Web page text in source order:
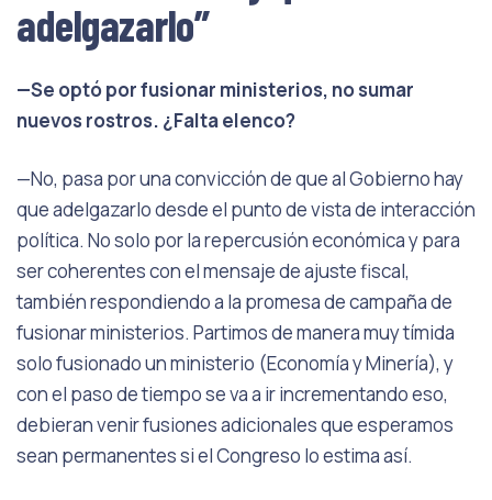
adelgazarlo”
—Se optó por fusionar ministerios, no sumar
nuevos rostros. ¿Falta elenco?
—No, pasa por una convicción de que al Gobierno hay
que adelgazarlo desde el punto de vista de interacción
política. No solo por la repercusión económica y para
ser coherentes con el mensaje de ajuste fiscal,
también respondiendo a la promesa de campaña de
fusionar ministerios. Partimos de manera muy tímida
solo fusionado un ministerio (Economía y Minería), y
con el paso de tiempo se va a ir incrementando eso,
debieran venir fusiones adicionales que esperamos
sean permanentes si el Congreso lo estima así.